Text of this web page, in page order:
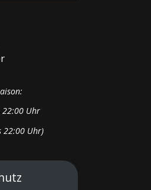
22:00 Uhr
22:00 Uhr)